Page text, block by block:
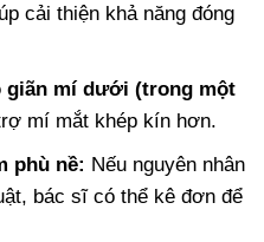
cải thiện khả năng đóng
giãn mí dưới (trong một
mí mắt khép kín hơn.
phù nề: Nếu nguyên nhân
bác sĩ có thể kê đơn để